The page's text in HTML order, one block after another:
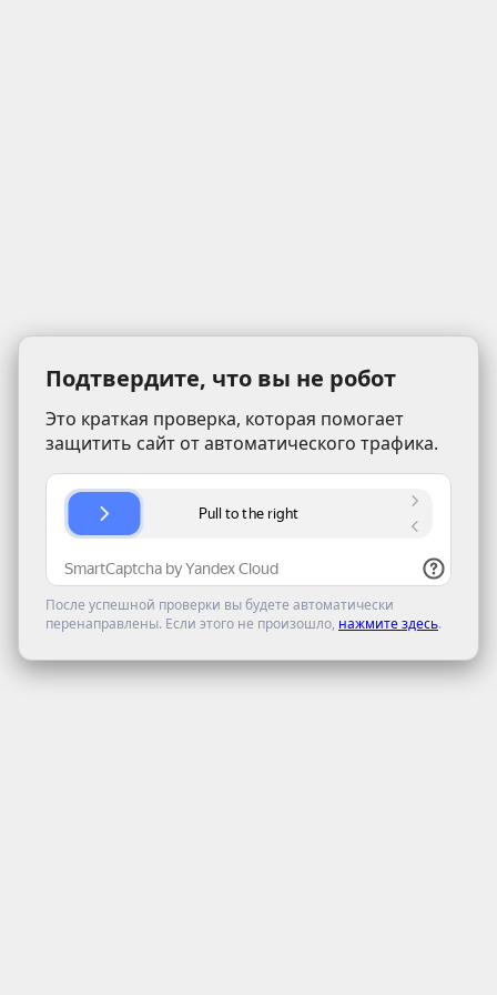
Подтвердите, что вы не робот
Это краткая проверка, которая помогает
защитить сайт от автоматического трафика.
После успешной проверки вы будете автоматически
перенаправлены. Если этого не произошло, нажмите здесь.